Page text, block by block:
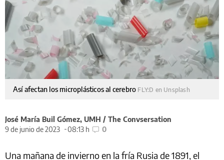
Así afectan los microplásticos al cerebro FLY:D en Unsplash
José María Buil Gómez, UMH / The Convsersation
9 de junio de 2023
08:13 h 0
Una mañana de invierno en la fría Rusia de 1891, el